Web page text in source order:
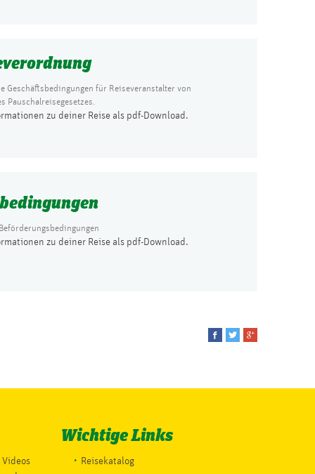
Geschäftsbedingungen für Reiseveranstalter von
Pauschalreisegesetzes.
zu deiner Reise als pdf-Download.
zu deiner Reise als pdf-Download.
Wichtige Links
Reisekatalog